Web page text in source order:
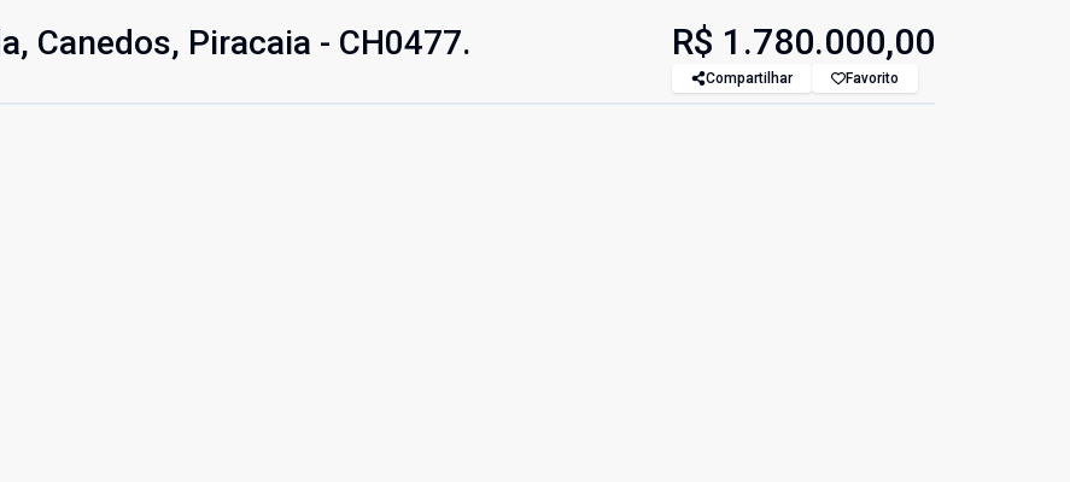
Canedos, Piracaia - CH0477. R$ 1.780.000,00
Compartilhar Favorito